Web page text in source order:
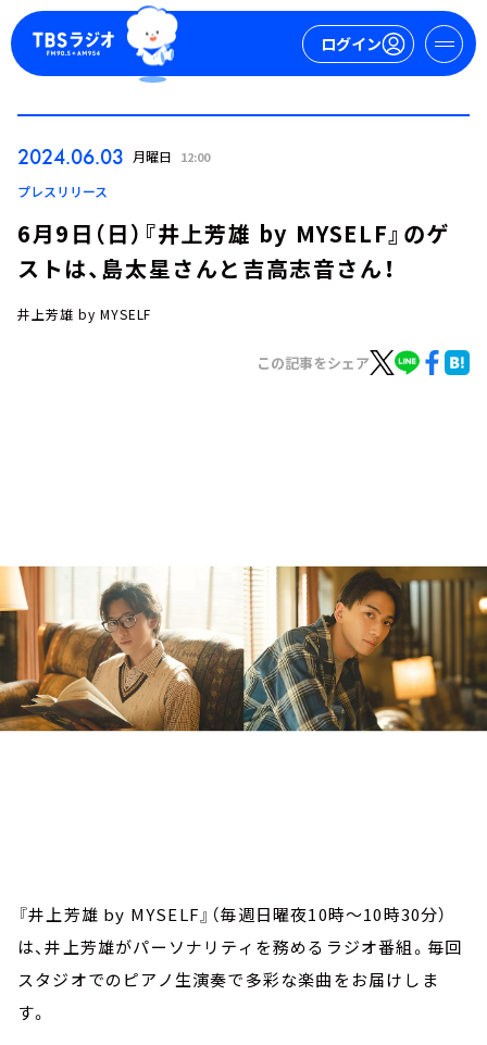
ログイン
会社情報
2024.06.03 月曜日 12:00
プレスリリース
6月9日（日）『井上芳雄 by MYSELF』のゲ
ストは、島太星さんと吉高志音さん！
井上芳雄 by MYSELF
この記事をシェア
『井上芳雄 by MYSELF』（毎週日曜夜10時～10時30分）
は、井上芳雄がパーソナリティを務めるラジオ番組。毎回
スタジオでのピアノ生演奏で多彩な楽曲をお届けしま
す。